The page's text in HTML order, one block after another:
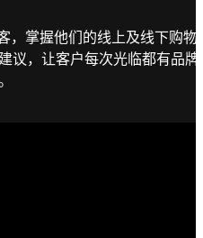
，掌握他们的线上及线下购物
议，让客户每次光临都有品牌